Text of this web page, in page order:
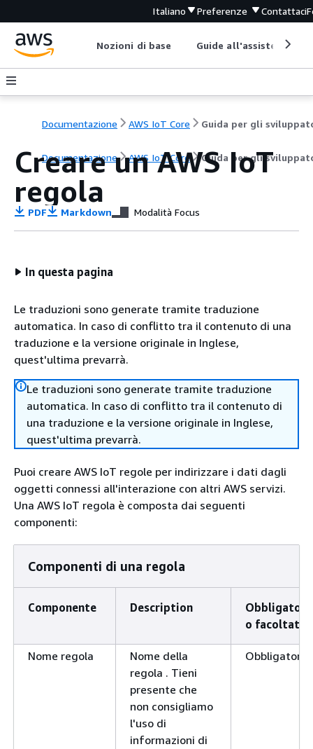
Italiano Preferenze Contattaci
Nozioni di base Guide all'assistenza
Documentazione AWS IoT Core Guida per gli
Documentazione AWS IoT Core Guida per gli
Creare un AWS IoT
regola
PDF Markdown Modalità Focus
In questa pagina
Le traduzioni sono generate tramite traduzione
automatica. In caso di conflitto tra il contenuto di una
traduzione e la versione originale in Inglese,
quest'ultima prevarrà.
Le traduzioni sono generate tramite traduzione
automatica. In caso di conflitto tra il contenuto di
una traduzione e la versione originale in Inglese,
quest'ultima prevarrà.
Puoi creare AWS IoT regole per indirizzare i dati dagli
oggetti connessi all'interazione con altri AWS servizi.
Una AWS IoT regola è composta dai seguenti
componenti:
Componenti di una regola
Componente Description
o
Nome regola
Nome della
regola . Tieni
presente che
non consigliamo
l'uso di
informazioni di
Obbligatorio.